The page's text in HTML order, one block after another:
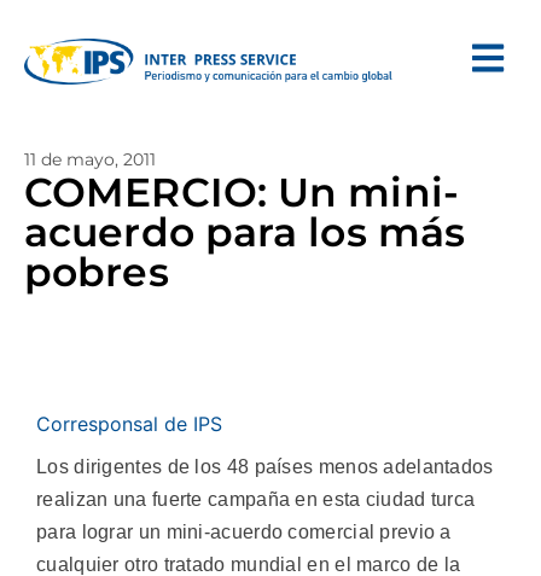
11 de mayo, 2011
COMERCIO: Un mini-
acuerdo para los más
pobres
Corresponsal de IPS
Los dirigentes de los 48 países menos adelantados
realizan una fuerte campaña en esta ciudad turca
para lograr un mini-acuerdo comercial previo a
cualquier otro tratado mundial en el marco de la